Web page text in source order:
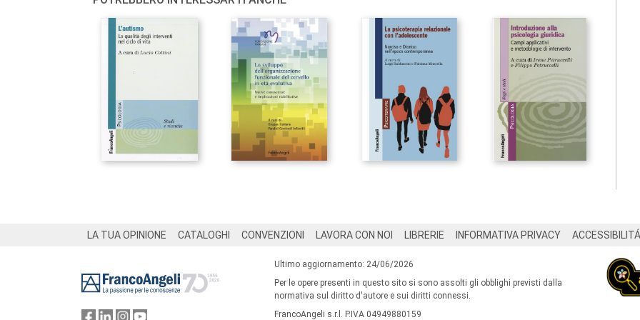
LA TUA OPINIONE CATALOGHI CONVENZIONI LAVORA CON NOI LIBRERIE INFORMATIVA PRIVACY ACCESSIBILITÁ
Ultimo aggiornamento: 24/06/2026
Per le opere presenti in questo sito si sono assolti gli obblighi previsti dalla
normativa sul diritto d'autore e sui diritti connessi.
FrancoAngeli s.r.l. P.IVA 04949880159